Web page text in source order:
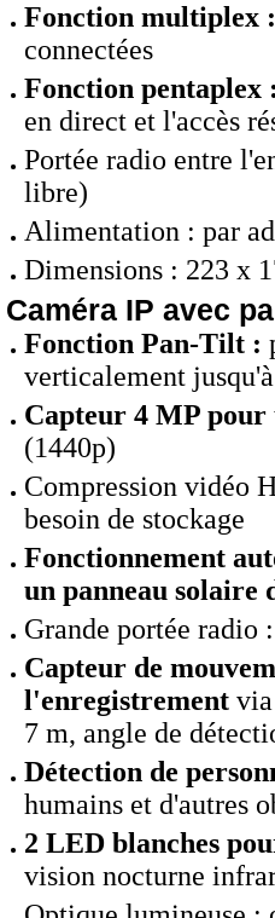
Fonction multiplex :
connectées
Fonction pentaplex
en direct et l'accès
Portée radio entre
libre)
Alimentation : par
Dimensions : 223 x
Caméra IP avec
Fonction Pan-Tilt :
verticalement
Capteur 4 MP
(1440p)
Compression vidéo
besoin de stockage
Fonctionnement
un panneau solaire
Grande portée radio
Capteur de
l'enregistrement
7 m, angle de
Détection de
humains et d'autres
2 LED blanches
vision nocturne